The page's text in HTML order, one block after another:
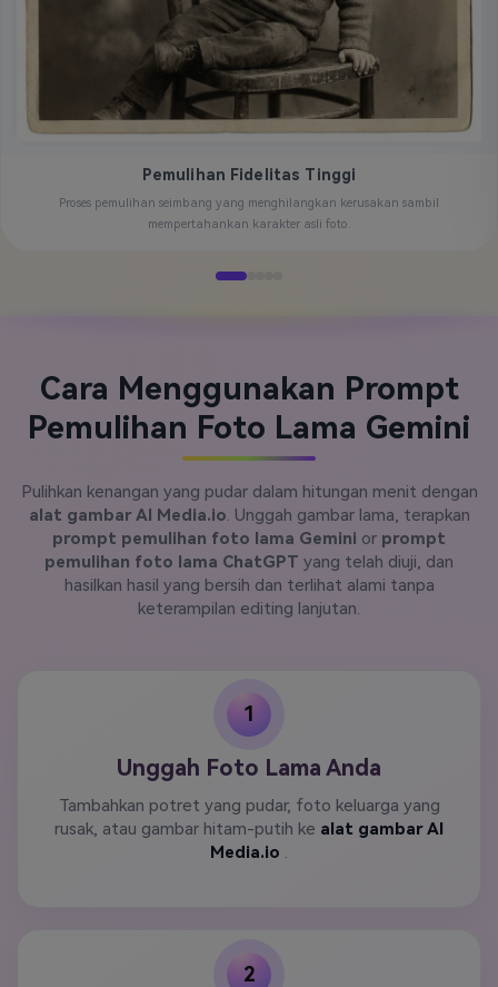
Pemulihan Fidelitas Tinggi
Proses pemulihan seimbang yang menghilangkan kerusakan sambil
mempertahankan karakter asli foto.
Cara Menggunakan Prompt
Pemulihan Foto Lama Gemini
Pulihkan kenangan yang pudar dalam hitungan menit dengan
alat gambar AI Media.io. Unggah gambar lama, terapkan
prompt pemulihan foto lama Gemini or prompt
pemulihan foto lama ChatGPT yang telah diuji, dan
hasilkan hasil yang bersih dan terlihat alami tanpa
keterampilan editing lanjutan.
1
Unggah Foto Lama Anda
Tambahkan potret yang pudar, foto keluarga yang
rusak, atau gambar hitam-putih ke alat gambar AI
Media.io .
2